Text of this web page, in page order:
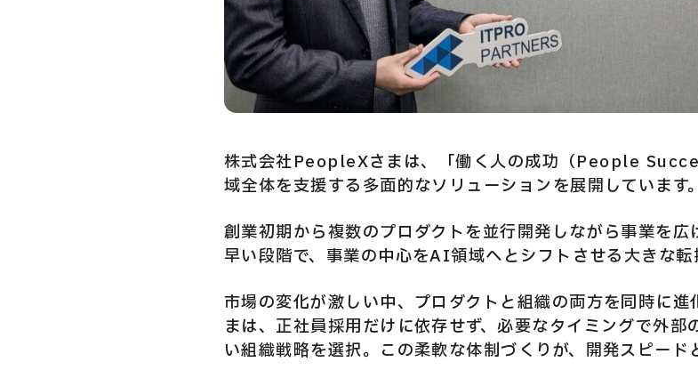
Security Action
株式会社PeopleXさまは、「働く人の成功（People
域全体を支援する多面的なソリューションを展開しています。
創業初期から複数のプロダクトを並行開発しながら事業を
早い段階で、事業の中心をAI領域へとシフトさせる大きな転
市場の変化が激しい中、プロダクトと組織の両方を同時に
まは、正社員採用だけに依存せず、必要なタイミングで外
い組織戦略を選択。この柔軟な体制づくりが、開発スピード